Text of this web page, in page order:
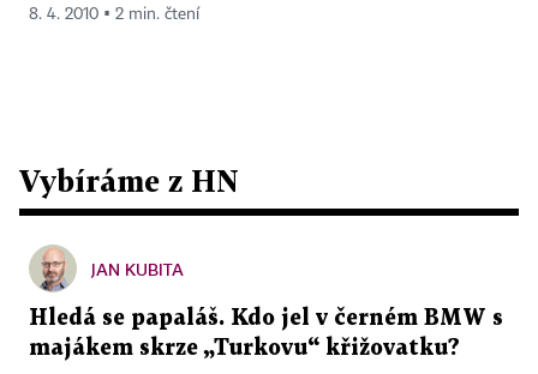
8. 4. 2010 ▪ 2 min. čtení
Vybíráme z HN
JAN KUBITA
Hledá se papaláš. Kdo jel v černém BMW s
majákem skrze „Turkovu“ křižovatku?